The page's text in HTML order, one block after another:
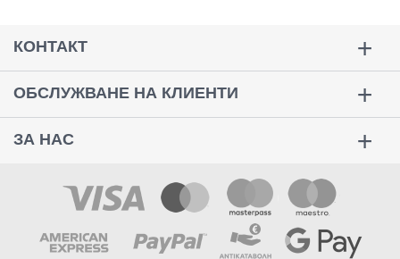
КОНТАКТ
ОБСЛУЖВАНЕ НА КЛИЕНТИ
ЗА НАС